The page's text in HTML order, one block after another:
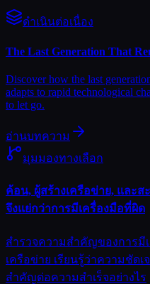
ดำเนินต่อเนื่อง
The Last Generation That
Discover how the last
adapts to rapid technological
to let go.
อ่านบทความ
มุมมองทางเลือก
ค้อน, ผู้สร้างเครือข่าย, และ
จึงแย่กว่าการมีเครื่องมือที่ผิด
สำรวจความสำคัญของการมี
เครือข่าย เรียนรู้ว่าความชัด
สำคัญต่อความสำเร็จอย่างไร